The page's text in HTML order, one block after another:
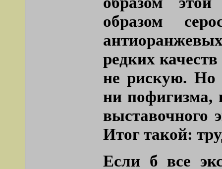
образом
редких
не рискую. Но
ни пофигизма,
выставочного
Итог такой:
Если б все